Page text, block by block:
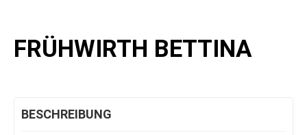
FRÜHWIRTH BETTINA
BESCHREIBUNG